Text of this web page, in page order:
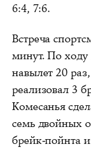
6:4, 7:6.
Встреча
минут. По ходу
навылет 20
реализовал 3
Комесанья
семь двойных
брейк-пойнта